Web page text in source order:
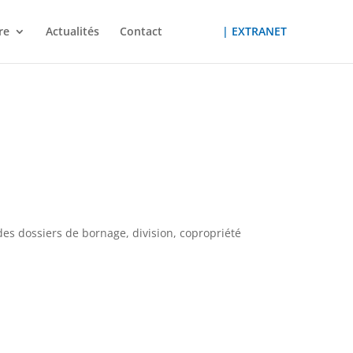
Actualités Contact | EXTRANET
dossiers de bornage, division, copropriété